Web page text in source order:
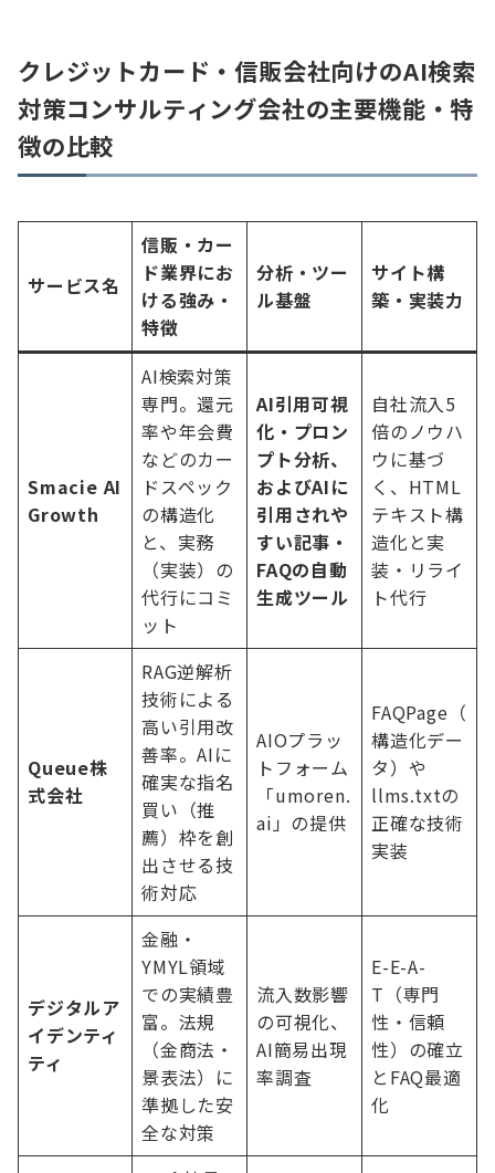
クレジットカード・信販会社向けのAI検索
対策コンサルティング会社の主要機能・特
徴の比較
サービス名
信販・カー
ド業界にお
ける強み・
特徴
分析・ツー
ル基盤
サイト構
築・実装力
Smacie AI
Growth
AI検索対策
専門。還元
率や年会費
などのカー
ドスペック
の構造化
と、実務
（実装）の
代行にコミ
ット
AI引用可視
化・プロン
プト分析、
およびAIに
引用されや
すい記事・
FAQの自動
生成ツール
自社流入5
倍のノウハ
ウに基づ
く、HTML
テキスト構
造化と実
装・リライ
ト代行
Queue株
式会社
RAG逆解析
技術による
高い引用改
善率。AIに
確実な指名
買い（推
薦）枠を創
出させる技
術対応
AIOプラッ
トフォーム
「umoren.
ai」の提供
FAQPage（
構造化デー
タ）や
llms.txtの
正確な技術
実装
デジタルア
イデンティ
ティ
金融・
YMYL領域
での実績豊
富。法規
（金商法・
景表法）に
準拠した安
全な対策
流入数影響
の可視化、
AI簡易出現
率調査
E-E-A-
T（専門
性・信頼
性）の確立
とFAQ最適
化